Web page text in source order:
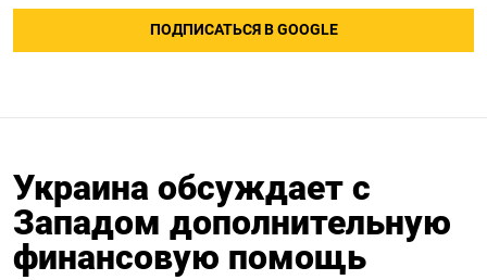
ПОДПИСАТЬСЯ В GOOGLE
Украина обсуждает с
Западом дополнительную
финансовую помощь